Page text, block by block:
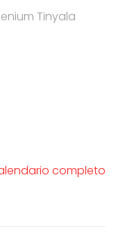
Tinyala
completo